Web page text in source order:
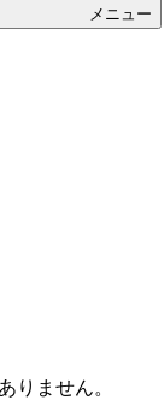
メニュー
りません。